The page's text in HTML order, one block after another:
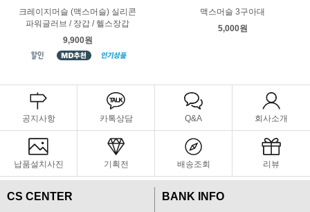
크레이지머슬 (맥스머슬) 실리콘
파워글러브 / 장갑 / 헬스장갑
9,900원
맥스머슬 3구아대
5,000원
공지사항 카톡상담 Q&A 회사소개
납품설치사진 기획전 배송조회 리뷰
CS CENTER
BANK INFO